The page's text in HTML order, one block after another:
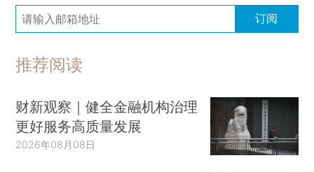
订阅
推荐阅读
财新观察｜健全金融机构治理
更好服务高质量发展
2026年08月08日